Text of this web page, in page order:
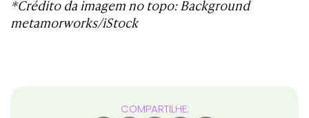
*Crédito da imagem no topo: Background
metamorworks/iStock
COMPARTILHE: